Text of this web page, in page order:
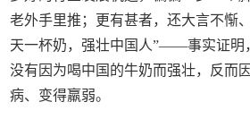
老外手里推；更有甚者，还大言不惭
天一杯奶，强壮中国人”——事实证明
没有因为喝中国的牛奶而强壮，反而
病、变得羸弱。